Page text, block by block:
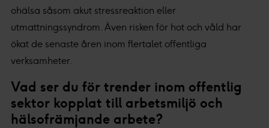
ohälsa såsom akut stressreaktion eller
utmattningssyndrom. Även risken för hot och våld har
ökat de senaste åren inom flertalet offentliga
verksamheter.
Vad ser du för trender inom offentlig
sektor kopplat till arbetsmiljö och
hälsofrämjande arbete?